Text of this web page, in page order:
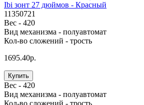
Ibi зонт 27 дюймов - Красный
11350721
Вес - 420
Вид механизма - полуавтомат
Кол-во сложений - трость
1695.40р.
Купить
Вес - 420
Вид механизма - полуавтомат